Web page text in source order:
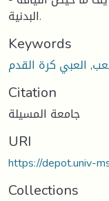
البدنية.
Keywords
, العبي كرة القدم
Citation
جامعة المسيلة
URI
https://depot.univ-
Collections